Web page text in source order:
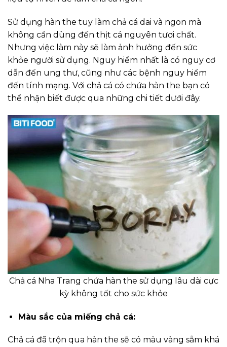
Sử dụng hàn the tuy làm chả cá dai và ngon mà
không cần dùng đến thịt cá nguyên tươi chất.
Nhưng việc làm này sẽ làm ảnh hưởng đến sức
khỏe người sử dụng. Nguy hiểm nhất là có nguy cơ
dẫn đến ung thư, cũng như các bệnh nguy hiểm
đến tính mạng. Với chả cá có chứa hàn the bạn có
thể nhận biết được qua những chi tiết dưới đây.
Chả cá Nha Trang chứa hàn the sử dụng lâu dài cực
kỳ không tốt cho sức khỏe
Màu sắc của miếng chả cá:
Chả cá đã trộn qua hàn the sẽ có màu vàng sẫm khá